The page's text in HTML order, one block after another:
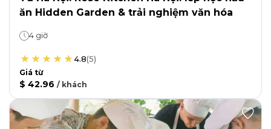
ăn Hidden Garden & trải nghiệm văn hóa
4 giờ
4.8(5)
Giá từ
$ 42.96 / khách